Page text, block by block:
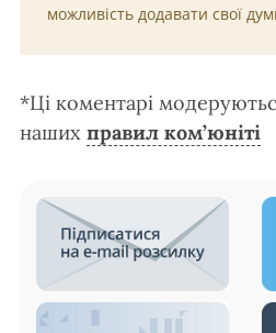
можливість додавати свої
*Ці коментарі
наших правил ком’юніті